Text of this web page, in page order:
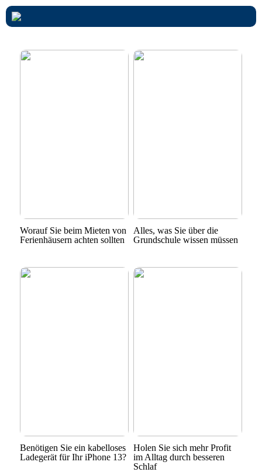
Worauf Sie beim Mieten von
Ferienhäusern achten sollten
Alles, was Sie über die
Grundschule wissen müssen
Benötigen Sie ein kabelloses
Ladegerät für Ihr iPhone 13?
Holen Sie sich mehr Profit
im Alltag durch besseren
Schlaf